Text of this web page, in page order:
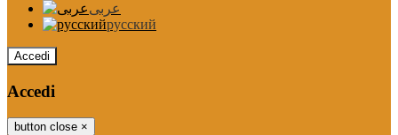
عربى
русский
Accedi
Accedi
button close ×